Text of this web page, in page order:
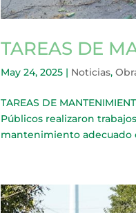
TAREAS DE
May 24, 2025 | Noticias,
TAREAS DE
Públicos realizaron
mantenimiento adecuado